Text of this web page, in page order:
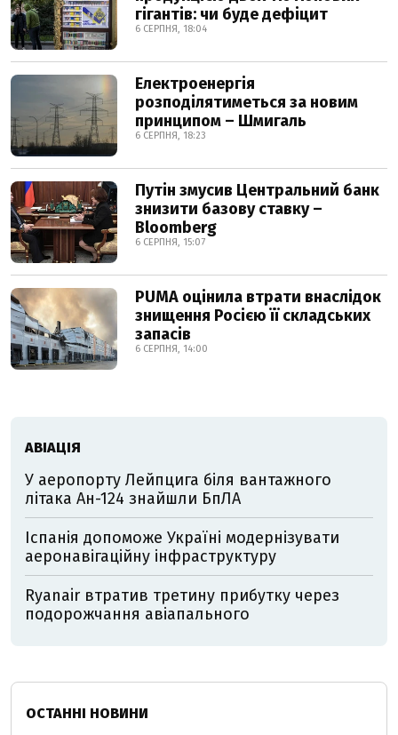
гігантів: чи буде дефіцит
6 СЕРПНЯ, 18:04
Електроенергія
розподілятиметься за новим
принципом – Шмигаль
6 СЕРПНЯ, 18:23
Путін змусив Центральний банк
знизити базову ставку –
Bloomberg
6 СЕРПНЯ, 15:07
PUMA оцінила втрати внаслідок
знищення Росією її складських
запасів
6 СЕРПНЯ, 14:00
АВІАЦІЯ
У аеропорту Лейпцига біля вантажного
літака Ан-124 знайшли БпЛА
Іспанія допоможе Україні модернізувати
аеронавігаційну інфраструктуру
Ryanair втратив третину прибутку через
подорожчання авіапального
ОСТАННІ НОВИНИ